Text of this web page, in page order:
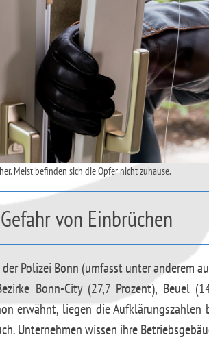
Meist befinden sich die Opfer nicht zuhause.
von Einbrüchen
Polizei Bonn (umfasst unter anderem
Bonn-City (27,7 Prozent), Beuel
erwähnt, liegen die Aufklärungszahlen
Unternehmen wissen ihre